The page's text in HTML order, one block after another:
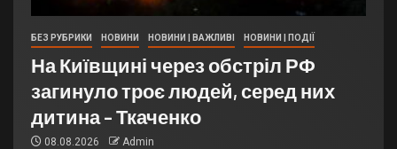
БЕЗ РУБРИКИ НОВИНИ НОВИНИ | ВАЖЛИВІ НОВИНИ | ПОДІЇ
На Київщині через обстріл РФ
загинуло троє людей, серед них
дитина – Ткаченко
08.08.2026 Admin